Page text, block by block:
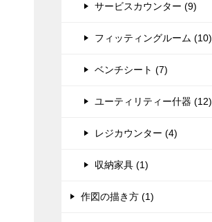
サービスカウンター (9)
フィッティングルーム (10)
ベンチシート (7)
ユーティリティー什器 (12)
レジカウンター (4)
収納家具 (1)
作図の描き方 (1)